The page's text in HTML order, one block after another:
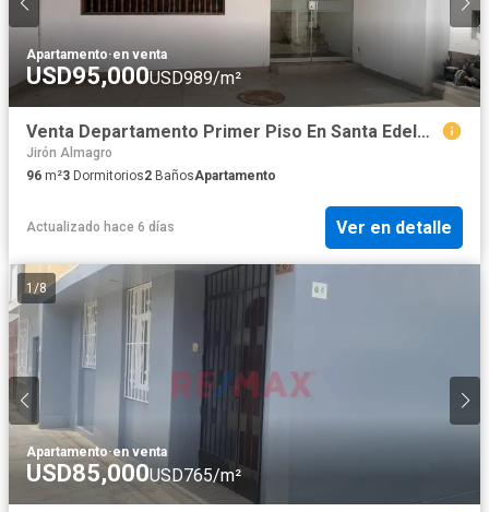
Apartamento·en venta
USD95,000USD989/m²
Venta Departamento Primer Piso En Santa Edelmira - Víctor Larco Herrera
Jirón Almagro
96 m²3 Dormitorios2 BañosApartamento
Actualizado hace 6 días Ver en detalle
1 /8
Apartamento·en venta
USD85,000USD765/m²